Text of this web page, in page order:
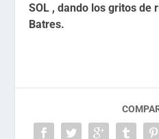
SOL , dando los gritos de
Batres.